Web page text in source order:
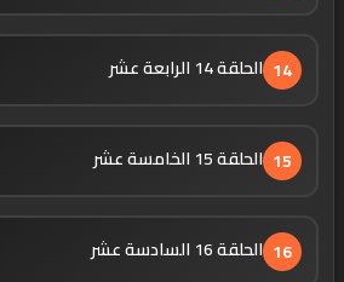
14 الحلقة 14 الرابعة عشر
15 الحلقة 15 الخامسة عشر
16 الحلقة 16 السادسة عشر